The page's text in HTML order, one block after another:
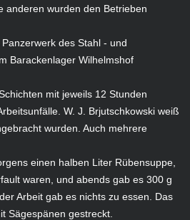
anderen wurden den Betrieben
des Stahl - und
Barackenlager Wilhelmshof
mit jeweils 12 Stunden
W. J. Brjutschkowski weiß
wurden. Auch mehrere
einen halben Liter Rübensuppe,
waren, und abends gab es 300 g
Arbeit gab es nichts zu essen. Das
Sägespänen gestreckt.